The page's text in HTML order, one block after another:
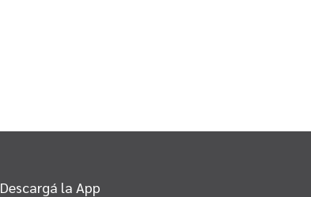
Descargá la App